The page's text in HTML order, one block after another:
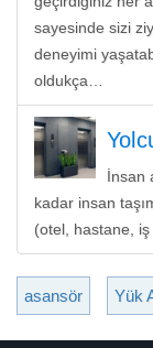
sayesinde sizi
deneyimi
oldukça…
İnsan
kadar insan
(otel, hastane,
asansör Yük